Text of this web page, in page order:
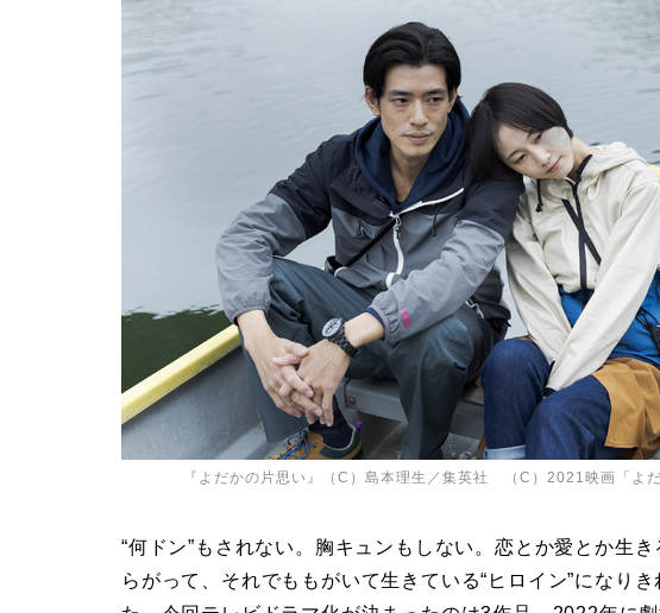
『よだかの片思い』（C）島本理生／集英社 （C）2021映画「よ
“何ドン”もされない。胸キュンもしない。恋とか愛とか生
らがって、それでももがいて生きている“ヒロイン”になり